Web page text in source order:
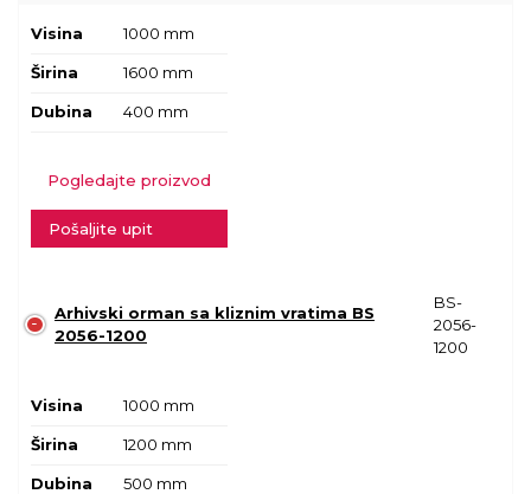
Visina 1000 mm
Širina 1600 mm
Dubina 400 mm
Pogledajte proizvod
Pošaljite upit
Arhivski orman sa kliznim vratima BS
2056-1200
BS-
2056-
1200
Visina 1000 mm
Širina 1200 mm
Dubina 500 mm